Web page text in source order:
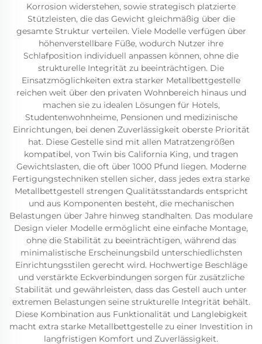
Korrosion widerstehen, sowie strategisch platzierte
Stützleisten, die das Gewicht gleichmäßig über die
gesamte Struktur verteilen. Viele Modelle verfügen über
höhenverstellbare Füße, wodurch Nutzer ihre
Schlafposition individuell anpassen können, ohne die
strukturelle Integrität zu beeinträchtigen. Die
Einsatzmöglichkeiten extra starker Metallbettgestelle
reichen weit über den privaten Wohnbereich hinaus und
machen sie zu idealen Lösungen für Hotels,
Studentenwohnheime, Pensionen und medizinische
Einrichtungen, bei denen Zuverlässigkeit oberste Priorität
hat. Diese Gestelle sind mit allen Matratzengrößen
kompatibel, von Twin bis California King, und tragen
Gewichtslasten, die oft über 1000 Pfund liegen. Moderne
Fertigungstechniken stellen sicher, dass jedes extra starke
Metallbettgestell strengen Qualitätsstandards entspricht
und aus Komponenten besteht, die mechanischen
Belastungen über Jahre hinweg standhalten. Das modulare
Design vieler Modelle ermöglicht eine einfache Montage,
ohne die Stabilität zu beeinträchtigen, während das
minimalistische Erscheinungsbild unterschiedlichsten
Einrichtungsstilen gerecht wird. Hochwertige Beschläge
und verstärkte Eckverbindungen sorgen für zusätzliche
Stabilität und gewährleisten, dass das Gestell auch unter
extremen Belastungen seine strukturelle Integrität behält.
Diese Kombination aus Funktionalität und Langlebigkeit
macht extra starke Metallbettgestelle zu einer Investition in
langfristigen Komfort und Zuverlässigkeit.